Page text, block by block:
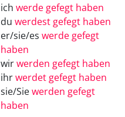
ich werde gefegt haben
du werdest gefegt haben
er/sie/es werde gefegt
haben
wirwerden gefegt haben
ihrwerdet gefegt haben
sie/Siewerden gefegt
haben